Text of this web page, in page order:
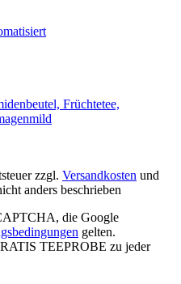
zzgl. Versandkosten und
anders beschrieben
die Google
gelten.
TEEPROBE zu jeder